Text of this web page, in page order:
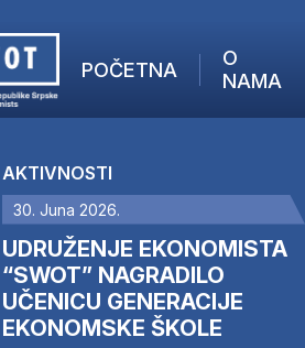
POČETNA
O
NAMA
AKTUELNO
ANALIZE
KOMPANIJE
FINANSIJE
IZ STRANIH MEDIJA
AKTIVNOSTI
30. Juna 2026.
UDRUŽENJE EKONOMISTA
“SWOT” NAGRADILO
UČENICU GENERACIJE
EKONOMSKE ŠKOLE